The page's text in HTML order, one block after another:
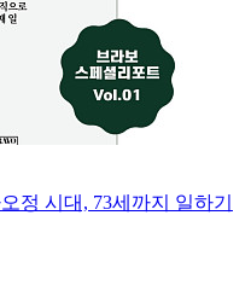
정 시대, 73세까지 일하기